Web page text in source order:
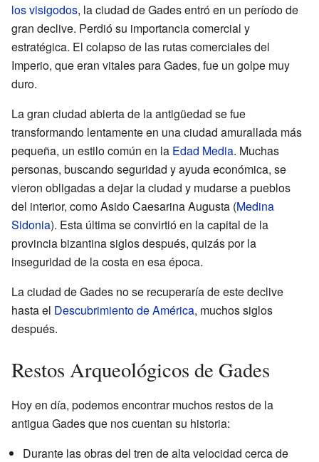
los visigodos, la ciudad de Gades entró en un período de
gran declive. Perdió su importancia comercial y
estratégica. El colapso de las rutas comerciales del
Imperio, que eran vitales para Gades, fue un golpe muy
duro.
La gran ciudad abierta de la antigüedad se fue
transformando lentamente en una ciudad amurallada más
pequeña, un estilo común en la Edad Media. Muchas
personas, buscando seguridad y ayuda económica, se
vieron obligadas a dejar la ciudad y mudarse a pueblos
del interior, como Asido Caesarina Augusta (Medina
Sidonia). Esta última se convirtió en la capital de la
provincia bizantina siglos después, quizás por la
inseguridad de la costa en esa época.
La ciudad de Gades no se recuperaría de este declive
hasta el Descubrimiento de América, muchos siglos
después.
Restos Arqueológicos de Gades
Hoy en día, podemos encontrar muchos restos de la
antigua Gades que nos cuentan su historia:
Durante las obras del tren de alta velocidad cerca de